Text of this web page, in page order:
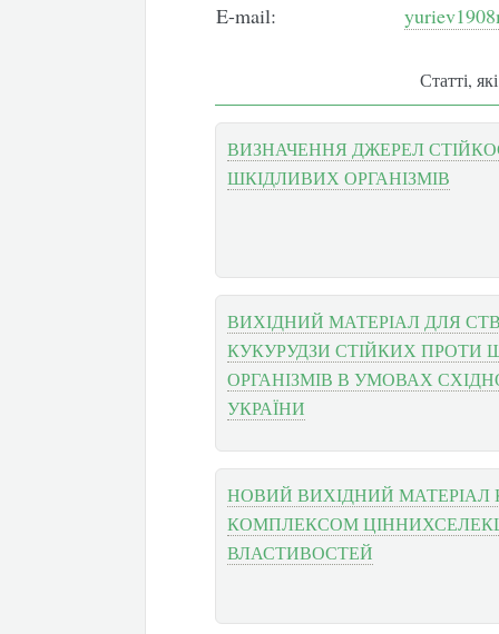
E-mail:
Статті,
ВИЗНАЧЕННЯ ДЖЕРЕЛ
ШКІДЛИВИХ ОРГАНІЗМІВ
ВИХІДНИЙ МАТЕРІАЛ ДЛЯ
КУКУРУДЗИ СТІЙКИХ ПРОТИ
ОРГАНІЗМІВ В УМОВАХ
УКРАЇНИ
НОВИЙ ВИХІДНИЙ МАТЕРІАЛ
КОМПЛЕКСОМ
ВЛАСТИВОСТЕЙ